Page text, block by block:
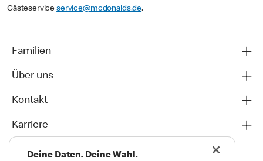
Gästeserviceservice@mcdonalds.de.
Familien
Über uns
Kontakt
Karriere
Deine Daten. Deine Wahl.